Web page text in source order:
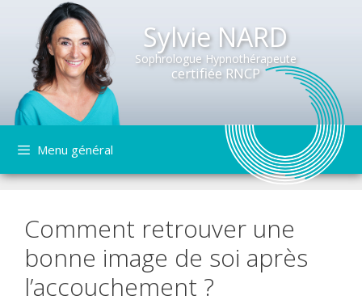
Sylvie NARD
Sophrologue Hypnothérapeute
certifiée RNCP
contenu
Menu général
Comment retrouver une
bonne image de soi après
l’accouchement ?